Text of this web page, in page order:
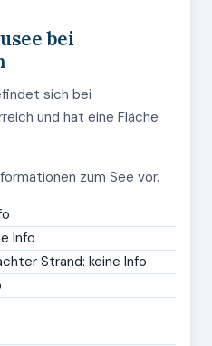
bei
sich bei
und hat eine Fläche
zum See vor.
Info
Strand: keine Info